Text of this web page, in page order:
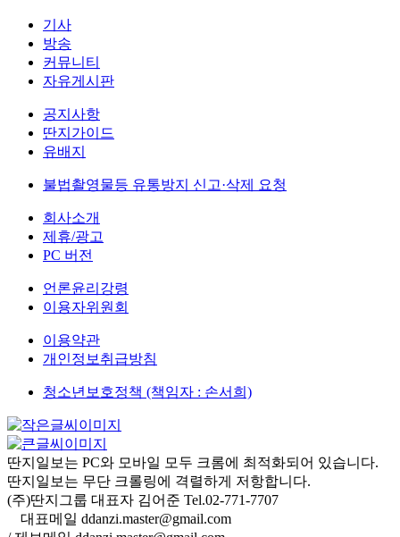
기사
방송
커뮤니티
자유게시판
공지사항
딴지가이드
유배지
불법촬영물등 유통방지 신고·삭제 요청
회사소개
제휴/광고
PC 버전
언론윤리강령
이용자위원회
이용약관
개인정보취급방침
청소년보호정책 (책임자 : 손서희)
딴지일보는 PC와 모바일 모두 크롬에 최적화되어 있습니다.
딴지일보는 무단 크롤링에 격렬하게 저항합니다.
(주)딴지그룹 대표자 김어준 Tel.02-771-7707
대표메일 ddanzi.master@gmail.com